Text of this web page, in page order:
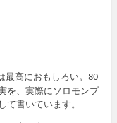
最高におもしろい。80
を、実際にソロモンブ
書いています。